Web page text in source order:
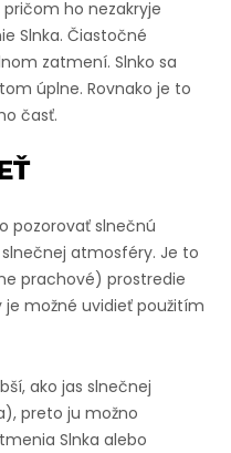
pričom ho nezakryje
Slnka. Čiastočné
zatmení. Slnko sa
úplne. Rovnako je to
časť.
pozorovať slnečnú
atmosféry. Je to
prachové) prostredie
je možné uvidieť použitím
ako jas slnečnej
preto ju možno
Slnka alebo